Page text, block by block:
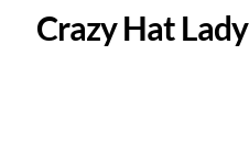
Crazy Hat Lady